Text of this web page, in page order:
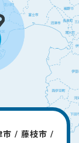
市 / 藤枝市 /